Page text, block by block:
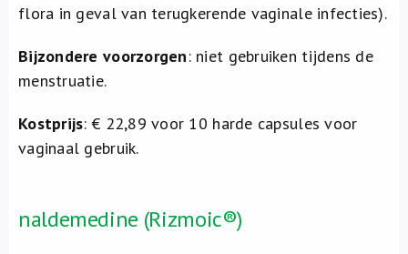
flora in geval van terugkerende vaginale infecties).
Bijzondere voorzorgen: niet gebruiken tijdens de
menstruatie.
Kostprijs: € 22,89 voor 10 harde capsules voor
vaginaal gebruik.
naldemedine (Rizmoic®)